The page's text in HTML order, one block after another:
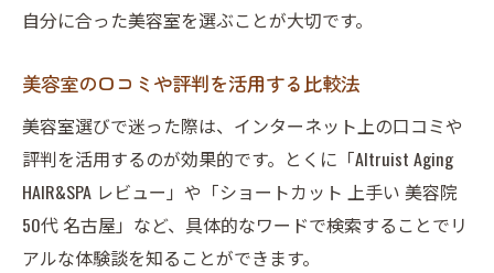
自分に合った美容室を選ぶことが大切です。
美容室の口コミや評判を活用する比較法
美容室選びで迷った際は、インターネット上の口コミや
評判を活用するのが効果的です。とくに「Altruist Aging
HAIR&SPA レビュー」や「ショートカット 上手い 美容院
50代 名古屋」など、具体的なワードで検索することでリ
アルな体験談を知ることができます。